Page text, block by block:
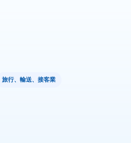
旅行、輸送、接客業